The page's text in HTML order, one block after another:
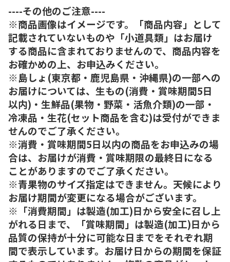
----その他のご注意----
※商品画像はイメージです。「商品内容」として
記載されていないものや「小道具類」はお届け
する商品に含まれておりませんので、商品内容を
お確かめの上、お申込みください。
※島しょ(東京都・鹿児島県・沖縄県)の一部への
お届けについては、生もの(消費・賞味期間5日
以内)・生鮮品(果物・野菜・活魚介類)の一部・
冷凍品・生花(セット商品を含む)は受付ができま
せんのでご了承ください。
※消費・賞味期間5日以内の商品をお申込みの場
合は、お届けが消費・賞味期限の最終日になる
ことがありますのでご了承ください。
※青果物のサイズ指定はできません。天候により
お届け期間が変更になる場合がございます。
※「消費期間」は製造(加工)日から安全に召し上
がれる日まで、「賞味期間」は製造(加工)日から
品質の保持が十分に可能な日までをそれぞれ期
間で表示しています。お届け日からの期間を保証